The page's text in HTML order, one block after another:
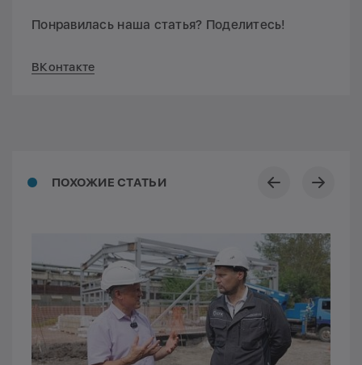
Понравилась наша статья? Поделитесь!
ВКонтакте
ПОХОЖИЕ СТАТЬИ